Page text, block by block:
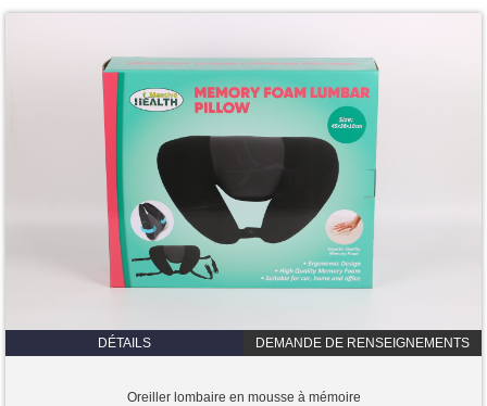
DÉTAILS DEMANDE DE RENSEIGNEMENTS
Oreiller lombaire en mousse à mémoire